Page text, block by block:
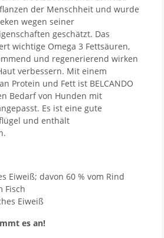
der Menschheit und wurde
wegen seiner
geschätzt. Das
wichtige Omega 3 Fettsäuren,
und regenerierend wirken
verbessern. Mit einem
Protein und Fett ist BELCANDO
Bedarf von Hunden mit
Es ist eine gute
und enthält
Eiweiß; davon 60 % vom Rind
Fisch
Eiweiß
es an!